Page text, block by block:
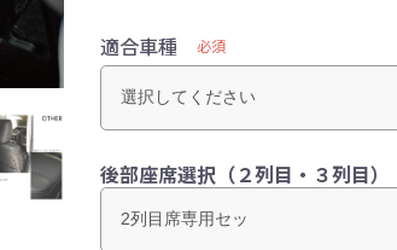
適合車種 必須
後部座席選択（２列目・３列目）